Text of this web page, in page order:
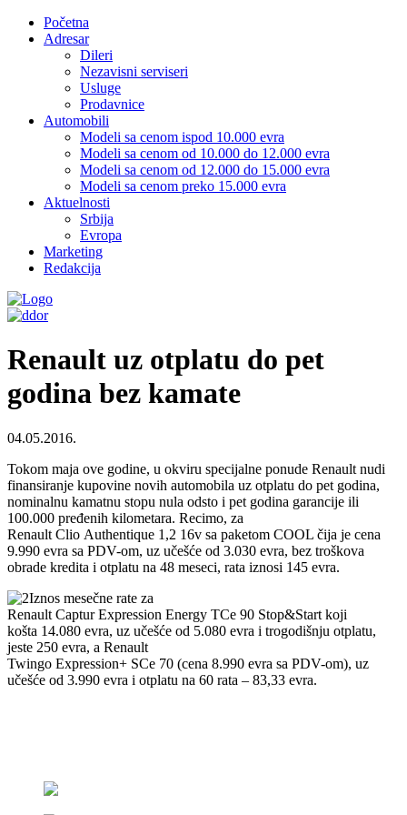
Početna
Adresar
Dileri
Nezavisni serviseri
Usluge
Prodavnice
Automobili
Modeli sa cenom ispod 10.000 evra
Modeli sa cenom od 10.000 do 12.000 evra
Modeli sa cenom od 12.000 do 15.000 evra
Modeli sa cenom preko 15.000 evra
Aktuelnosti
Srbija
Evropa
Marketing
Redakcija
Renault uz otplatu do pet
godina bez kamate
04.05.2016.
Tokom maja ove godine, u okviru specijalne ponude Renault nudi
finansiranje kupovine novih automobila uz otplatu do pet godina,
nominalnu kamatnu stopu nula odsto i pet godina garancije ili
100.000 pređenih kilometara. Recimo, za
Renault Clio Authentique 1,2 16v sa paketom COOL čija je cena
9.990 evra sa PDV-om, uz učešće od 3.030 evra, bez troškova
obrade kredita i otplatu na 48 meseci, rata iznosi 145 evra.
Iznos mesečne rate za
Renault Captur Expression Energy TCe 90 Stop&Start koji
košta 14.080 evra, uz učešće od 5.080 evra i trogodišnju otplatu,
jeste 250 evra, a Renault
Twingo Expression+ SCe 70 (cena 8.990 evra sa PDV-om), uz
učešće od 3.990 evra i otplatu na 60 rata – 83,33 evra.